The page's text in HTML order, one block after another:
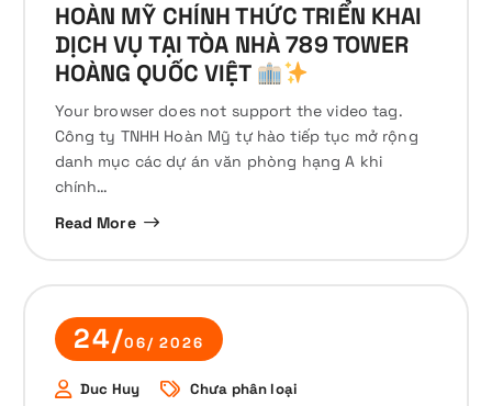
HOÀN MỸ CHÍNH THỨC TRIỂN KHAI
DỊCH VỤ TẠI TÒA NHÀ 789 TOWER
HOÀNG QUỐC VIỆT
Your browser does not support the video tag.
Công ty TNHH Hoàn Mỹ tự hào tiếp tục mở rộng
danh mục các dự án văn phòng hạng A khi
chính…
Read More
24/06/ 2026
Duc Huy Chưa phân loại